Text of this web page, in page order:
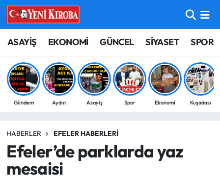
ASAYİŞ EKONOMİ GÜNCEL SİYASET SPOR
Gündem Aydın Asayiş Spor Ekonomi Kuşadası
HABERLER EFELER HABERLERI
Efeler’de parklarda yaz
mesaisi
ASAYİŞ
BİLİM-TEKNOLOJİ
ÇEVRE
EĞİTİM
EKONOMİ
Aydın Nöbetçi Eczaneler
Aydın Hava Durumu
Aydin Namaz Vakitleri
Süper Lig Puan Durumu ve Fikstür
Tüm Manşetler